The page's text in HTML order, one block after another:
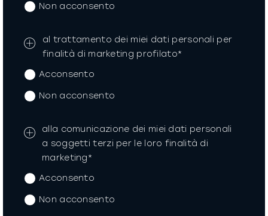
Non acconsento
al trattamento dei miei dati personali per
finalità di marketing profilato*
Acconsento
Non acconsento
alla comunicazione dei miei dati personali
a soggetti terzi per le loro finalità di
marketing*
Acconsento
Non acconsento